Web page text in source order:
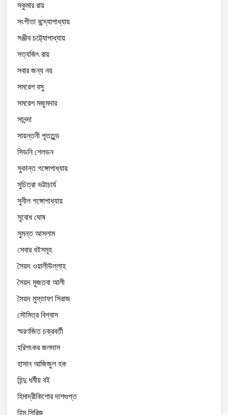
সকুমার রায়
সংগীতা বন্দ্যোপাধ্যায়
সঞ্জীব চট্ট্যোপাধ্যায়
সত্যজিৎ রায়
সবার জন্য নয়
সমরেশ বসু
সমরেশ মজুমদার
সানন্দা
সায়ন্তনী পূততুন্ড
সিডনি শেলডন
সুকান্ত গঙ্গোপাধ্যায়
সুচিত্রা ভট্টাচার্য
সুনীল গঙ্গোপাধ্যায়
সুবোধ ঘোষ
সুমন্ত আসলাম
সেবার বইসমূহ
সৈয়দ ওয়ালীউল্লাহ
সৈয়দ মুজতবা আলী
সৈয়দ মুস্তাফা সিরাজ
সৌমিত্র বিশ্বাস
স্মরণজিত চক্রবর্তী
হরিশংকর জলদাস
হাসান আজিজুল হক
হিন্দু ধর্মীয় বই
হিমাদ্রীকিশোর দাশগুপ্ত
হিমু সিরিজ